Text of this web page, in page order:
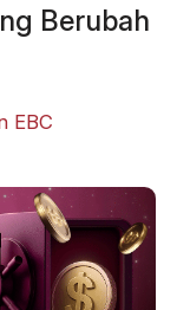
Berubah
EBC